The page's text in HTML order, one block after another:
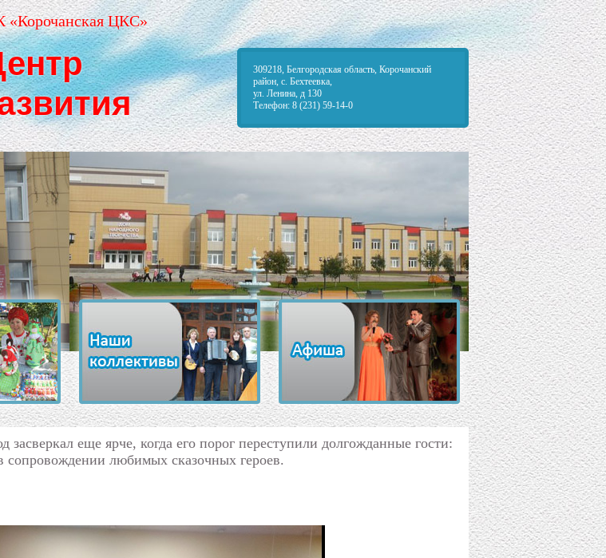
«Корочанская ЦКС»
309218, Белгородская область, Корочанский
район, с. Бехтеевка,
ул. Ленина, д 130
Телефон: 8 (231) 59-14-0
засверкал еще ярче, когда его порог переступили долгожданные гости:
любимых сказочных героев.